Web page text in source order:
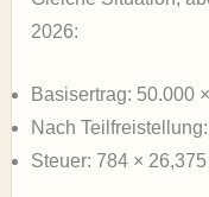
2026:
Basisertrag: 50.000
Nach
Steuer: 784 ×